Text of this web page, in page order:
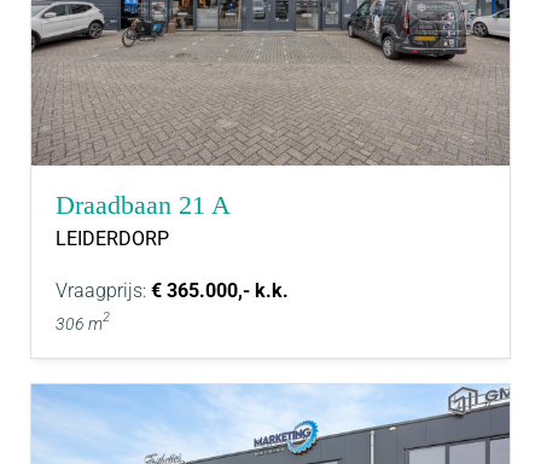
Draadbaan 21 A
LEIDERDORP
Vraagprijs: € 365.000,- k.k.
306 m2